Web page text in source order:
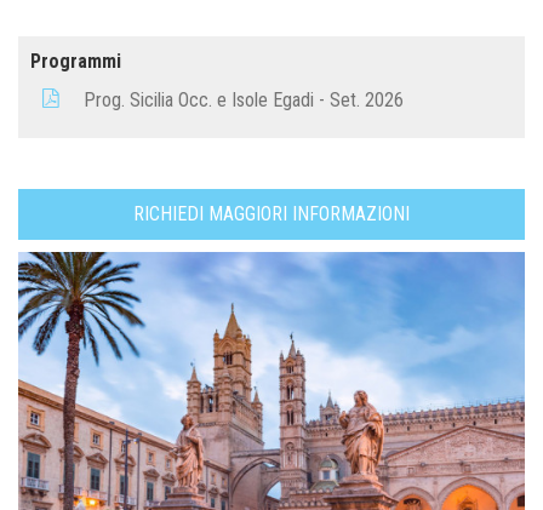
Programmi
Prog. Sicilia Occ. e Isole Egadi - Set. 2026
RICHIEDI MAGGIORI INFORMAZIONI